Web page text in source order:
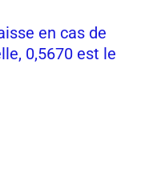
en cas de
0,5670 est le